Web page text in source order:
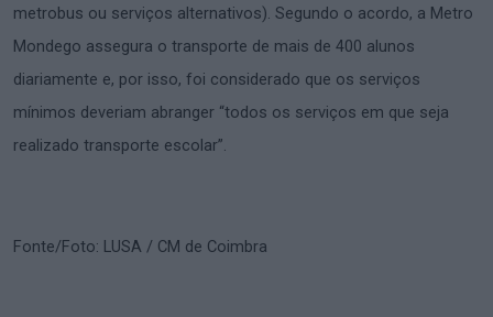
metrobus ou serviços alternativos). Segundo o acordo, a Metro
Mondego assegura o transporte de mais de 400 alunos
diariamente e, por isso, foi considerado que os serviços
mínimos deveriam abranger “todos os serviços em que seja
realizado transporte escolar”.
Fonte/Foto: LUSA / CM de Coimbra